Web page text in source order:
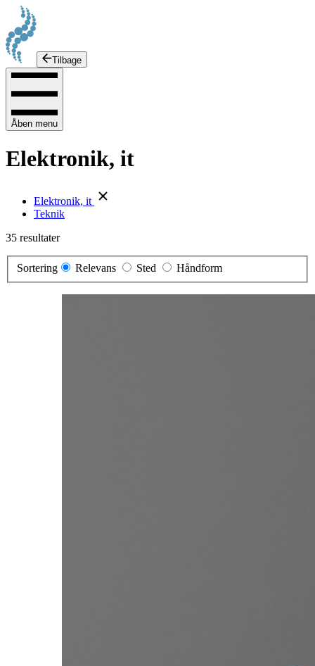
Tilbage
Åben menu
Elektronik, it
Elektronik, it
Teknik
35 resultater
Sortering Relevans Sted Håndform